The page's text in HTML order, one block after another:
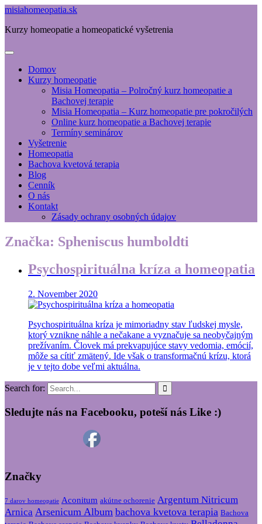
misiahomeopatia.sk
Kurzy homeopatie a homeopatické vyšetrenia
Domov
Kurzy homeopatie
Misia Homeopatia – Polročný kurz homeopatie a
Bachovej terapie
Misia Homeopatia – Kurz homeopatie pre pokročilých
Online kurz homeopatie a Bachovej terapie
Termíny seminárov
Vyšetrenie
Homeopatia
Bachova kvetová terapia
Blog
Cenník
O nás
Kontakt
Zásady ochrany osobných údajov
Značka: Spheniscus humboldti
Psychospirituálna kríza a homeopatia
2. November 2020
Psychospirituálna kríza je mimoriadny stav ľudskej mysle,
ktorý vznikne náhle a nečakane a vyznačuje sa neobyčajným
prežívaním. Človek má prekvapujúce stavy vedomia, emócií,
môže sa cítiť zmätený. Ide však o transformačnú krízu, ktorá
je v tejto dobe veľmi aktuálna.
Search for:
Sledujte nás na Facebooku, poteší nás Like :)
Značky
7 darov homeopatie Aconitum akútne ochorenie Argentum Nitricum
Arnica Arsenicum Album bachova kvetova terapia Bachova